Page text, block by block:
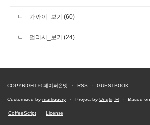
가까이_보기 (60)
멀리서_보기 (24)
COPYRIGHT ©페이퍼온넷 · RSS · GUESTBOOK
Customized by markquery · Project by Ungki, H · Based on
CoffeeScript · License